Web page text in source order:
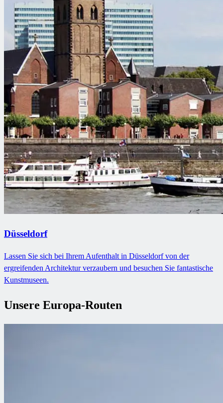
Düsseldorf
Lassen Sie sich bei Ihrem Aufenthalt in Düsseldorf von der
ergreifenden Architektur verzaubern und besuchen Sie fantastische
Kunstmuseen.
Unsere Europa-Routen